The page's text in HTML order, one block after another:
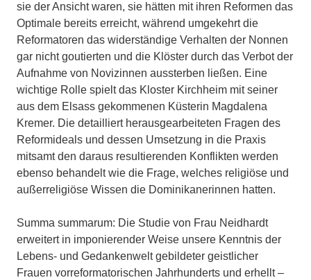
sie der Ansicht waren, sie hätten mit ihren Reformen das
Optimale bereits erreicht, während umgekehrt die
Reformatoren das widerständige Verhalten der Nonnen
gar nicht goutierten und die Klöster durch das Verbot der
Aufnahme von Novizinnen aussterben ließen. Eine
wichtige Rolle spielt das Kloster Kirchheim mit seiner
aus dem Elsass gekommenen Küsterin Magdalena
Kremer. Die detailliert herausgearbeiteten Fragen des
Reformideals und dessen Umsetzung in die Praxis
mitsamt den daraus resultierenden Konflikten werden
ebenso behandelt wie die Frage, welches religiöse und
außerreligiöse Wissen die Dominikanerinnen hatten.
Summa summarum: Die Studie von Frau Neidhardt
erweitert in imponierender Weise unsere Kenntnis der
Lebens- und Gedankenwelt gebildeter geistlicher
Frauen vorreformatorischen Jahrhunderts und erhellt –